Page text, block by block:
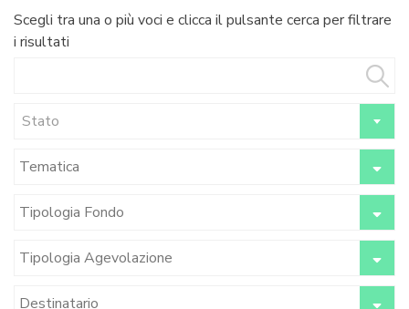
Scegli tra una o più voci e clicca il pulsante cerca per filtrare
i risultati
Stato